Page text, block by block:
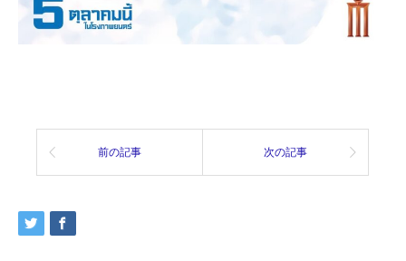
前の記事 次の記事